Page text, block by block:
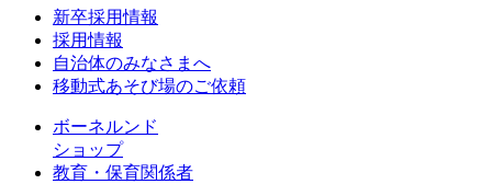
新卒採用情報
採用情報
自治体のみなさまへ
移動式あそび場のご依頼
ボーネルンド
ショップ
教育・保育関係者